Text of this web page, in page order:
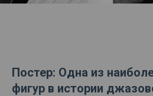
Постер: Одна из
фигур в истории